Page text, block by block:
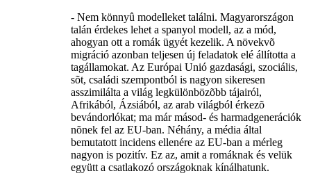
- Nem könnyû modelleket találni. Magyarországon
talán érdekes lehet a spanyol modell, az a mód,
ahogyan ott a romák ügyét kezelik. A növekvõ
migráció azonban teljesen új feladatok elé állította a
tagállamokat. Az Európai Unió gazdasági, szociális,
sõt, családi szempontból is nagyon sikeresen
asszimilálta a világ legkülönbözõbb tájairól,
Afrikából, Ázsiából, az arab világból érkezõ
bevándorlókat; ma már másod- és harmadgenerációk
nõnek fel az EU-ban. Néhány, a média által
bemutatott incidens ellenére az EU-ban a mérleg
nagyon is pozitív. Ez az, amit a romáknak és velük
együtt a csatlakozó országoknak kínálhatunk.